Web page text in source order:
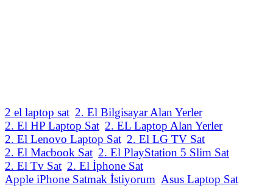
2 el laptop sat 2. El Bilgisayar Alan Yerler
2. El HP Laptop Sat 2. EL Laptop Alan Yerler
2. El Lenovo Laptop Sat 2. El LG TV Sat
2. El Macbook Sat 2. El PlayStation 5 Slim Sat
2. El Tv Sat 2. El İphone Sat
Apple iPhone Satmak İstiyorum Asus Laptop Sat